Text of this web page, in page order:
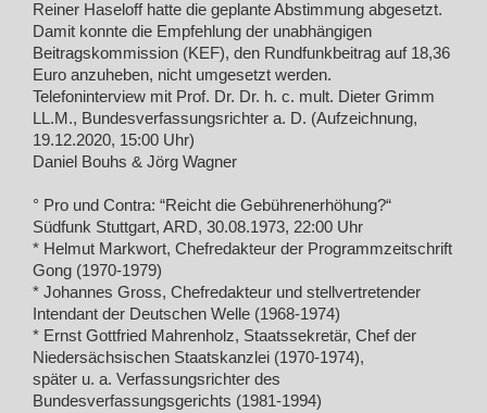
Reiner Haseloff hatte die geplante Abstimmung abgesetzt.
Damit konnte die Empfehlung der unabhängigen
Beitragskommission (KEF), den Rundfunkbeitrag auf 18,36
Euro anzuheben, nicht umgesetzt werden.
Telefoninterview mit Prof. Dr. Dr. h. c. mult. Dieter Grimm
LL.M., Bundesverfassungsrichter a. D. (Aufzeichnung,
19.12.2020, 15:00 Uhr)
Daniel Bouhs & Jörg Wagner
° Pro und Contra: “Reicht die Gebührenerhöhung?“
Südfunk Stuttgart, ARD, 30.08.1973, 22:00 Uhr
* Helmut Markwort, Chefredakteur der Programmzeitschrift
Gong (1970-1979)
* Johannes Gross, Chefredakteur und stellvertretender
Intendant der Deutschen Welle (1968-1974)
* Ernst Gottfried Mahrenholz, Staatssekretär, Chef der
Niedersächsischen Staatskanzlei (1970-1974),
später u. a. Verfassungsrichter des
Bundesverfassungsgerichts (1981-1994)